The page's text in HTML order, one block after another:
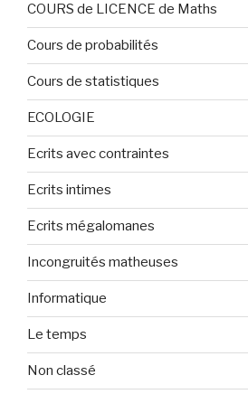
COURS de LICENCE de Maths
Cours de probabilités
Cours de statistiques
ECOLOGIE
Ecrits avec contraintes
Ecrits intimes
Ecrits mégalomanes
Incongruités matheuses
Informatique
Le temps
Non classé